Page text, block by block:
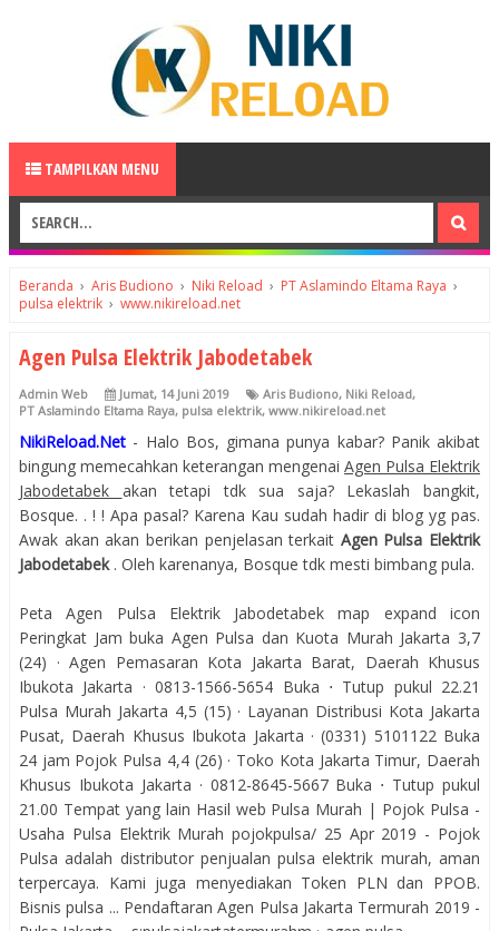
TAMPILKAN MENU
Beranda › Aris Budiono › Niki Reload › PT Aslamindo Eltama Raya ›
pulsa elektrik › www.nikireload.net
Agen Pulsa Elektrik Jabodetabek
Admin Web Jumat, 14 Juni 2019 Aris Budiono, Niki Reload,
PT Aslamindo Eltama Raya, pulsa elektrik, www.nikireload.net
NikiReload.Net - Halo Bos, gimana punya kabar? Panik akibat
bingung memecahkan keterangan mengenai Agen Pulsa Elektrik
Jabodetabek akan tetapi tdk sua saja? Lekaslah bangkit,
Bosque. . ! ! Apa pasal? Karena Kau sudah hadir di blog yg pas.
Awak akan akan berikan penjelasan terkait Agen Pulsa Elektrik
Jabodetabek . Oleh karenanya, Bosque tdk mesti bimbang pula.
Peta Agen Pulsa Elektrik Jabodetabek map expand icon
Peringkat Jam buka Agen Pulsa dan Kuota Murah Jakarta 3,7
(24) · Agen Pemasaran Kota Jakarta Barat, Daerah Khusus
Ibukota Jakarta · 0813-1566-5654 Buka ⋅ Tutup pukul 22.21
Pulsa Murah Jakarta 4,5 (15) · Layanan Distribusi Kota Jakarta
Pusat, Daerah Khusus Ibukota Jakarta · (0331) 5101122 Buka
24 jam Pojok Pulsa 4,4 (26) · Toko Kota Jakarta Timur, Daerah
Khusus Ibukota Jakarta · 0812-8645-5667 Buka ⋅ Tutup pukul
21.00 Tempat yang lain Hasil web Pulsa Murah | Pojok Pulsa -
Usaha Pulsa Elektrik Murah pojokpulsa/ 25 Apr 2019 - Pojok
Pulsa adalah distributor penjualan pulsa elektrik murah, aman
terpercaya. Kami juga menyediakan Token PLN dan PPOB.
Bisnis pulsa ... Pendaftaran Agen Pulsa Jakarta Termurah 2019 -